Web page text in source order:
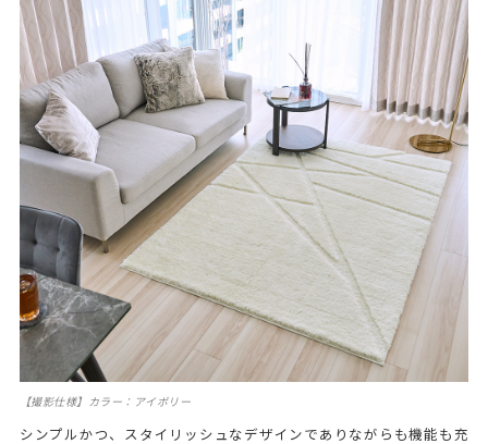
【撮影仕様】カラー：アイボリー
シンプルかつ、スタイリッシュなデザインでありながらも機能も充